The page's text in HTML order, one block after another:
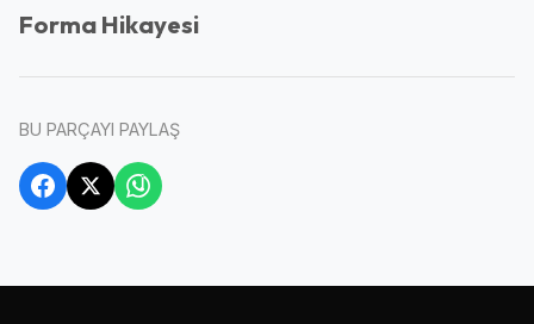
Forma Hikayesi
BU PARÇAYI PAYLAŞ